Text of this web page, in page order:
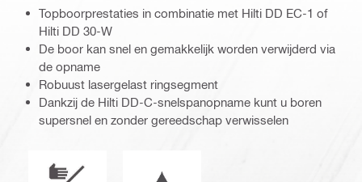
Topboorprestaties in combinatie met Hilti DD EC-1 of
Hilti DD 30-W
De boor kan snel en gemakkelijk worden verwijderd via
de opname
Robuust lasergelast ringsegment
Dankzij de Hilti DD-C-snelspanopname kunt u boren
supersnel en zonder gereedschap verwisselen
Bedrijfsmodus